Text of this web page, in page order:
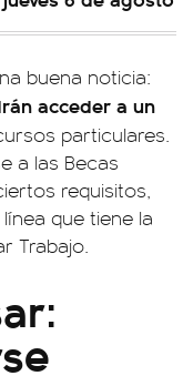
buena noticia:
acceder a un
particulares.
a las Becas
requisitos,
que tiene la
Trabajo.